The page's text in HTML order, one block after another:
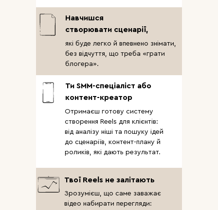
які буде легко й впевнено знімати,
без відчуття, що треба «грати
блогера».
Навчишся
створювати сценарії,
Отримаєш готову систему
створення Reels для клієнтів:
від аналізу ніші та пошуку ідей
до сценаріїв, контент-плану й
роликів, які дають результат.
Ти SMM-спеціаліст або
контент-креатор
Зрозумієш, що саме заважає
відео набирати перегляди:
Твої Reels не залітають